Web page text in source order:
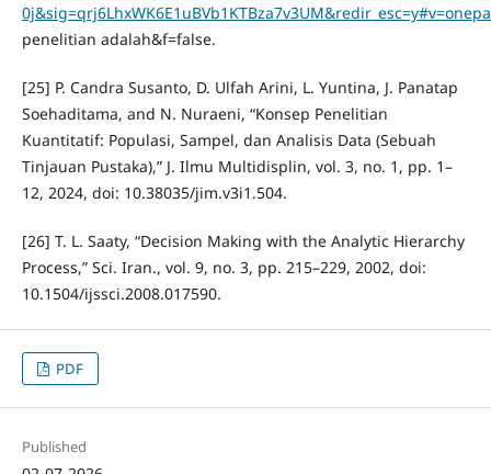
penelitian adalah&f=false.
[25] P. Candra Susanto, D. Ulfah Arini, L. Yuntina, J. Panatap
Soehaditama, and N. Nuraeni, “Konsep Penelitian
Kuantitatif: Populasi, Sampel, dan Analisis Data (Sebuah
Tinjauan Pustaka),” J. Ilmu Multidisplin, vol. 3, no. 1, pp. 1–
12, 2024, doi: 10.38035/jim.v3i1.504.
[26] T. L. Saaty, “Decision Making with the Analytic Hierarchy
Process,” Sci. Iran., vol. 9, no. 3, pp. 215–229, 2002, doi:
10.1504/ijssci.2008.017590.
PDF
Published